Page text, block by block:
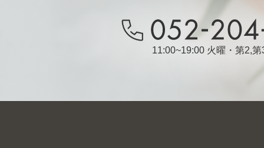
11:00~19:00 火曜・第2,